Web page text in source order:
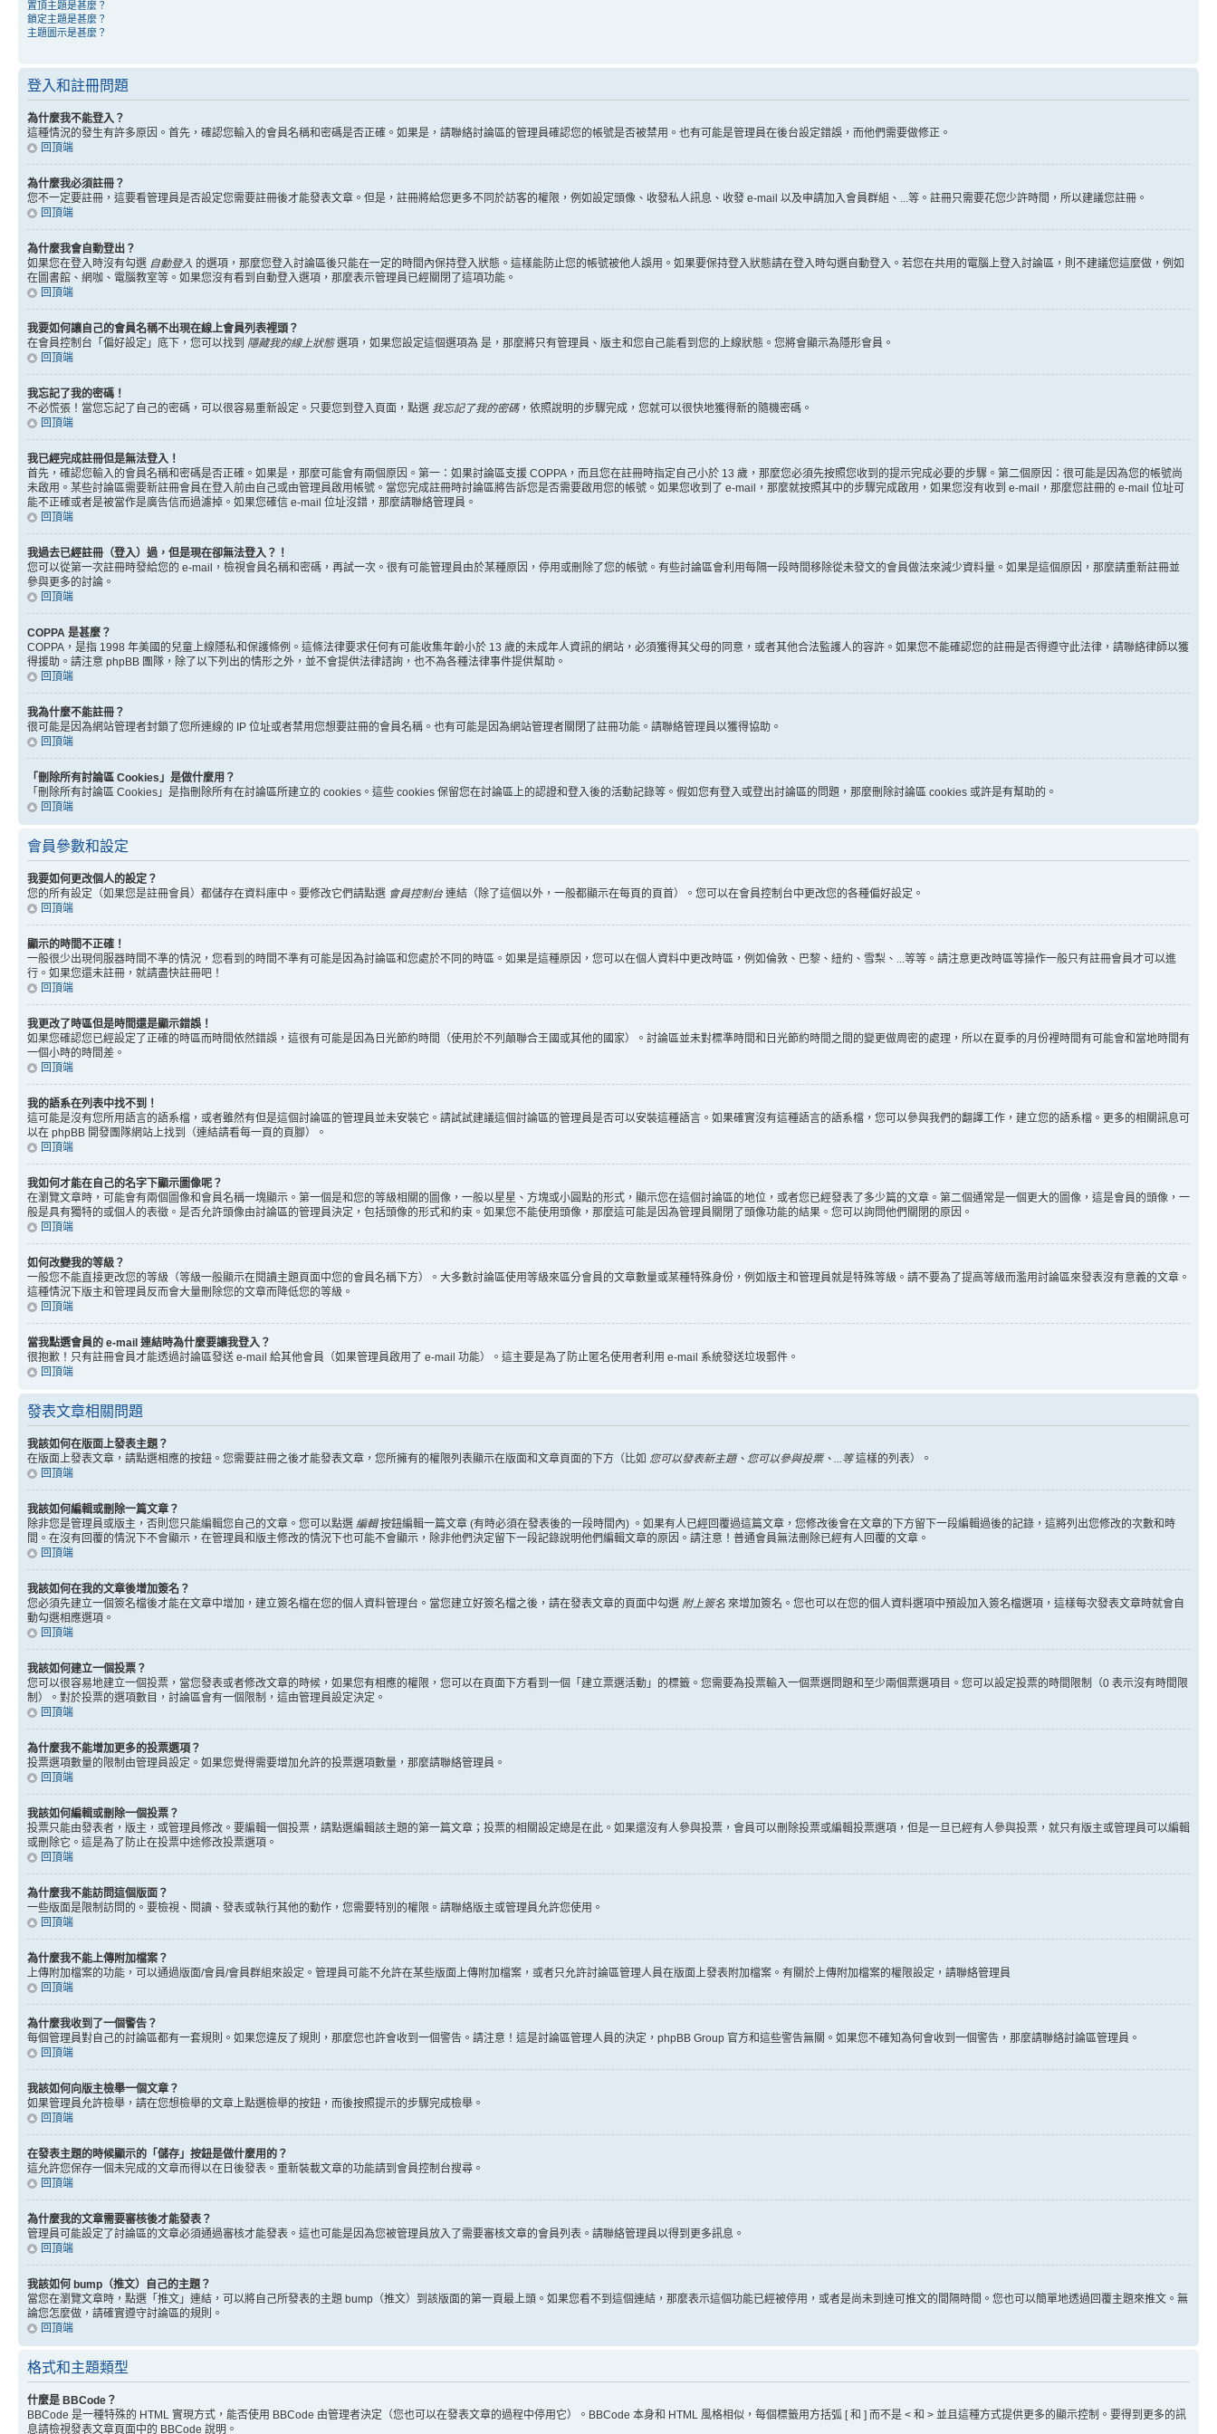
置頂主題是甚麼？
鎖定主題是甚麼？
主題圖示是甚麼？
登入和註冊問題
為什麼我不能登入？
這種情況的發生有許多原因。首先，確認您輸入的會員名稱和密碼是否正確。如果是，請聯絡討論區的管理員確認您的帳號是否被禁用。也有可能是管理員在後台設定錯誤，而他們需要做修正。
回頂端
為什麼我必須註冊？
您不一定要註冊，這要看管理員是否設定您需要註冊後才能發表文章。但是，註冊將給您更多不同於訪客的權限，例如設定頭像、收發私人訊息、收發 e-mail 以及申請加入會員群組、...等。註冊只需要花您少許時間，所以建議您註冊。
回頂端
為什麼我會自動登出？
如果您在登入時沒有勾選 自動登入 的選項，那麼您登入討論區後只能在一定的時間內保持登入狀態。這樣能防止您的帳號被他人誤用。如果要保持登入狀態請在登入時勾選自動登入。若您在共用的電腦上登入討論區，則不建議您這麼做，例如
在圖書館、網咖、電腦教室等。如果您沒有看到自動登入選項，那麼表示管理員已經關閉了這項功能。
回頂端
我要如何讓自己的會員名稱不出現在線上會員列表裡頭？
在會員控制台「偏好設定」底下，您可以找到 隱藏我的線上狀態選項，如果您設定這個選項為 是 ，那麼將只有管理員、版主和您自己能看到您的上線狀態。您將會顯示為隱形會員。
回頂端
我忘記了我的密碼！
不必慌張！當您忘記了自己的密碼，可以很容易重新設定。只要您到登入頁面，點選 我忘記了我的密碼，依照說明的步驟完成，您就可以很快地獲得新的隨機密碼。
回頂端
我已經完成註冊但是無法登入！
首先，確認您輸入的會員名稱和密碼是否正確。如果是，那麼可能會有兩個原因。第一：如果討論區支援 COPPA，而且您在註冊時指定自己小於 13 歲，那麼您必須先按照您收到的提示完成必要的步驟。第二個原因：很可能是因為您的帳號尚
未啟用。某些討論區需要新註冊會員在登入前由自己或由管理員啟用帳號。當您完成註冊時討論區將告訴您是否需要啟用您的帳號。如果您收到了 e-mail，那麼就按照其中的步驟完成啟用，如果您沒有收到 e-mail，那麼您註冊的 e-mail 位址可
能不正確或者是被當作是廣告信而過濾掉。如果您確信 e-mail 位址沒錯，那麼請聯絡管理員。
回頂端
我過去已經註冊（登入）過，但是現在卻無法登入？！
您可以從第一次註冊時發給您的 e-mail，檢視會員名稱和密碼，再試一次。很有可能管理員由於某種原因，停用或刪除了您的帳號。有些討論區會利用每隔一段時間移除從未發文的會員做法來減少資料量。如果是這個原因，那麼請重新註冊並
參與更多的討論。
回頂端
COPPA 是甚麼？
COPPA，是指 1998 年美國的兒童上線隱私和保護條例。這條法律要求任何有可能收集年齡小於 13 歲的未成年人資訊的網站，必須獲得其父母的同意，或者其他合法監護人的容許。如果您不能確認您的註冊是否得遵守此法律，請聯絡律師以獲
得援助。請注意 phpBB 團隊，除了以下列出的情形之外，並不會提供法律諮詢，也不為各種法律事件提供幫助。
回頂端
我為什麼不能註冊？
很可能是因為網站管理者封鎖了您所連線的 IP 位址或者禁用您想要註冊的會員名稱。也有可能是因為網站管理者關閉了註冊功能。請聯絡管理員以獲得協助。
回頂端
「刪除所有討論區 Cookies」是做什麼用？
「刪除所有討論區 Cookies」是指刪除所有在討論區所建立的 cookies。這些 cookies 保留您在討論區上的認證和登入後的活動記錄等。假如您有登入或登出討論區的問題，那麼刪除討論區 cookies 或許是有幫助的。
回頂端
會員參數和設定
我要如何更改個人的設定？
您的所有設定（如果您是註冊會員）都儲存在資料庫中。要修改它們請點選 會員控制台連結（除了這個以外，一般都顯示在每頁的頁首）。您可以在會員控制台中更改您的各種偏好設定。
回頂端
顯示的時間不正確！
一般很少出現伺服器時間不準的情況，您看到的時間不準有可能是因為討論區和您處於不同的時區。如果是這種原因，您可以在個人資料中更改時區，例如倫敦、巴黎、紐約、雪梨、...等等。請注意更改時區等操作一般只有註冊會員才可以進
行。如果您還未註冊，就請盡快註冊吧！
回頂端
我更改了時區但是時間還是顯示錯誤！
如果您確認您已經設定了正確的時區而時間依然錯誤，這很有可能是因為日光節約時間（使用於不列顛聯合王國或其他的國家）。討論區並未對標準時間和日光節約時間之間的變更做周密的處理，所以在夏季的月份裡時間有可能會和當地時間有
一個小時的時間差。
回頂端
我的語系在列表中找不到！
這可能是沒有您所用語言的語系檔，或者雖然有但是這個討論區的管理員並未安裝它。請試試建議這個討論區的管理員是否可以安裝這種語言。如果確實沒有這種語言的語系檔，您可以參與我們的翻譯工作，建立您的語系檔。更多的相關訊息可
以在 phpBB 開發團隊網站上找到（連結請看每一頁的頁腳）。
回頂端
我如何才能在自己的名字下顯示圖像呢？
在瀏覽文章時，可能會有兩個圖像和會員名稱一塊顯示。第一個是和您的等級相關的圖像，一般以星星、方塊或小圓點的形式，顯示您在這個討論區的地位，或者您已經發表了多少篇的文章。第二個通常是一個更大的圖像，這是會員的頭像，一
般是具有獨特的或個人的表徵。是否允許頭像由討論區的管理員決定，包括頭像的形式和約束。如果您不能使用頭像，那麼這可能是因為管理員關閉了頭像功能的結果。您可以詢問他們關閉的原因。
回頂端
如何改變我的等級？
一般您不能直接更改您的等級（等級一般顯示在閱讀主題頁面中您的會員名稱下方）。大多數討論區使用等級來區分會員的文章數量或某種特殊身份，例如版主和管理員就是特殊等級。請不要為了提高等級而濫用討論區來發表沒有意義的文章。
這種情況下版主和管理員反而會大量刪除您的文章而降低您的等級。
回頂端
當我點選會員的 e-mail 連結時為什麼要讓我登入？
很抱歉！只有註冊會員才能透過討論區發送 e-mail 給其他會員（如果管理員啟用了 e-mail 功能）。這主要是為了防止匿名使用者利用 e-mail 系統發送垃圾郵件。
回頂端
發表文章相關問題
我該如何在版面上發表主題？
在版面上發表文章，請點選相應的按鈕。您需要註冊之後才能發表文章，您所擁有的權限列表顯示在版面和文章頁面的下方（比如 您可以發表新主題、您可以參與投票、...等這樣的列表）。
回頂端
我該如何編輯或刪除一篇文章？
除非您是管理員或版主，否則您只能編輯您自己的文章。您可以點選 編輯按鈕編輯一篇文章 (有時必須在發表後的一段時間內) 。如果有人已經回覆過這篇文章，您修改後會在文章的下方留下一段編輯過後的記錄，這將列出您修改的次數和時
間。在沒有回覆的情況下不會顯示，在管理員和版主修改的情況下也可能不會顯示，除非他們決定留下一段記錄說明他們編輯文章的原因。請注意！普通會員無法刪除已經有人回覆的文章。
回頂端
我該如何在我的文章後增加簽名？
您必須先建立一個簽名檔後才能在文章中增加，建立簽名檔在您的個人資料管理台。當您建立好簽名檔之後，請在發表文章的頁面中勾選 附上簽名 來增加簽名。您也可以在您的個人資料選項中預設加入簽名檔選項，這樣每次發表文章時就會自
動勾選相應選項。
回頂端
我該如何建立一個投票？
您可以很容易地建立一個投票，當您發表或者修改文章的時候，如果您有相應的權限，您可以在頁面下方看到一個「建立票選活動」的標籤。您需要為投票輸入一個票選問題和至少兩個票選項目。您可以設定投票的時間限制（0 表示沒有時間限
制）。對於投票的選項數目，討論區會有一個限制，這由管理員設定決定。
回頂端
為什麼我不能增加更多的投票選項？
投票選項數量的限制由管理員設定。如果您覺得需要增加允許的投票選項數量，那麼請聯絡管理員。
回頂端
我該如何編輯或刪除一個投票？
投票只能由發表者，版主，或管理員修改。要編輯一個投票，請點選編輯該主題的第一篇文章；投票的相關設定總是在此。如果還沒有人參與投票，會員可以刪除投票或編輯投票選項，但是一旦已經有人參與投票，就只有版主或管理員可以編輯
或刪除它。這是為了防止在投票中途修改投票選項。
回頂端
為什麼我不能訪問這個版面？
一些版面是限制訪問的。要檢視、閱讀、發表或執行其他的動作，您需要特別的權限。請聯絡版主或管理員允許您使用。
回頂端
為什麼我不能上傳附加檔案？
上傳附加檔案的功能，可以通過版面/會員/會員群組來設定。管理員可能不允許在某些版面上傳附加檔案，或者只允許討論區管理人員在版面上發表附加檔案。有關於上傳附加檔案的權限設定，請聯絡管理員
回頂端
為什麼我收到了一個警告？
每個管理員對自己的討論區都有一套規則。如果您違反了規則，那麼您也許會收到一個警告。請注意！這是討論區管理人員的決定，phpBB Group 官方和這些警告無關。如果您不確知為何會收到一個警告，那麼請聯絡討論區管理員。
回頂端
我該如何向版主檢舉一個文章？
如果管理員允許檢舉，請在您想檢舉的文章上點選檢舉的按鈕，而後按照提示的步驟完成檢舉。
回頂端
在發表主題的時候顯示的「儲存」按鈕是做什麼用的？
這允許您保存一個未完成的文章而得以在日後發表。重新裝載文章的功能請到會員控制台搜尋。
回頂端
為什麼我的文章需要審核後才能發表？
管理員可能設定了討論區的文章必須通過審核才能發表。這也可能是因為您被管理員放入了需要審核文章的會員列表。請聯絡管理員以得到更多訊息。
回頂端
我該如何 bump（推文）自己的主題？
當您在瀏覽文章時，點選「推文」連結，可以將自己所發表的主題 bump（推文）到該版面的第一頁最上頭。如果您看不到這個連結，那麼表示這個功能已經被停用，或者是尚未到達可推文的間隔時間。您也可以簡單地透過回覆主題來推文。無
論您怎麼做，請確實遵守討論區的規則。
回頂端
格式和主題類型
什麼是 BBCode？
BBCode 是一種特殊的 HTML 實現方式，能否使用 BBCode 由管理者決定（您也可以在發表文章的過程中停用它）。BBCode 本身和 HTML 風格相似，每個標籤用方括弧 [ 和 ] 而不是 < 和 > 並且這種方式提供更多的顯示控制。要得到更多的訊
息請檢視發表文章頁面中的 BBCode 說明。